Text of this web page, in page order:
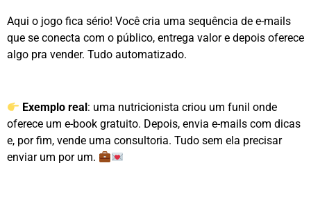
Aqui o jogo fica sério! Você cria uma sequência de e-mails
que se conecta com o público, entrega valor e depois oferece
algo pra vender. Tudo automatizado.
Exemplo real : uma nutricionista criou um funil onde
oferece um e-book gratuito. Depois, envia e-mails com dicas
e, por fim, vende uma consultoria. Tudo sem ela precisar
enviar um por um.